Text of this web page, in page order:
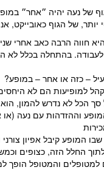
של נעה יהיה ״אחר״
של הגוף כאובייקט,
חווה הרבה כאב אחרי
בהתחלה בכלל לא
– כזה או אחר – במופע?
למופיעות הם לא
סך הכל לא נדרש להמון,
וההזדהות עם נעה (או
קיבל אפיון צורני
החלל הזה, כצופים
והמטופל הופך